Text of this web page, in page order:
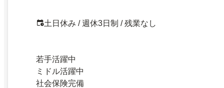
土日休み / 週休3日制 / 残業なし
若手活躍中
ミドル活躍中
社会保険完備